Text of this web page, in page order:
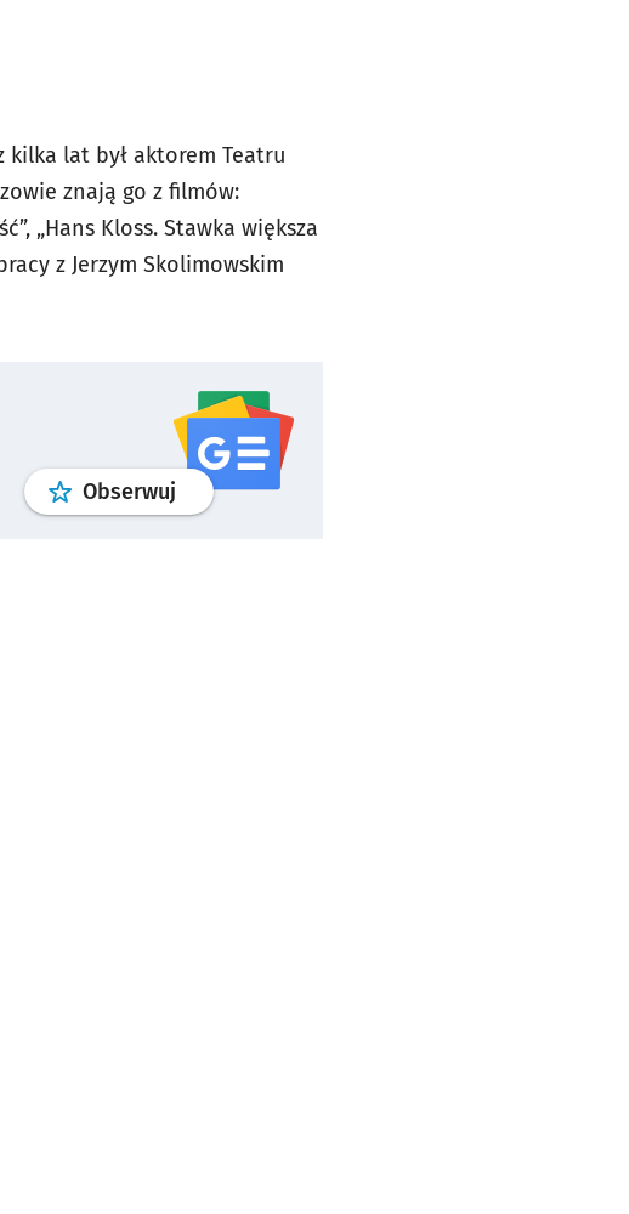
kilka lat był aktorem Teatru
znają go z filmów:
„Hans Kloss. Stawka większa
z Jerzym Skolimowskim
Obserwuj profilgoogle news